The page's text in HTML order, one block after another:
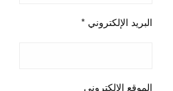
البريد الإلكتروني *
الموقع الإلكتروني